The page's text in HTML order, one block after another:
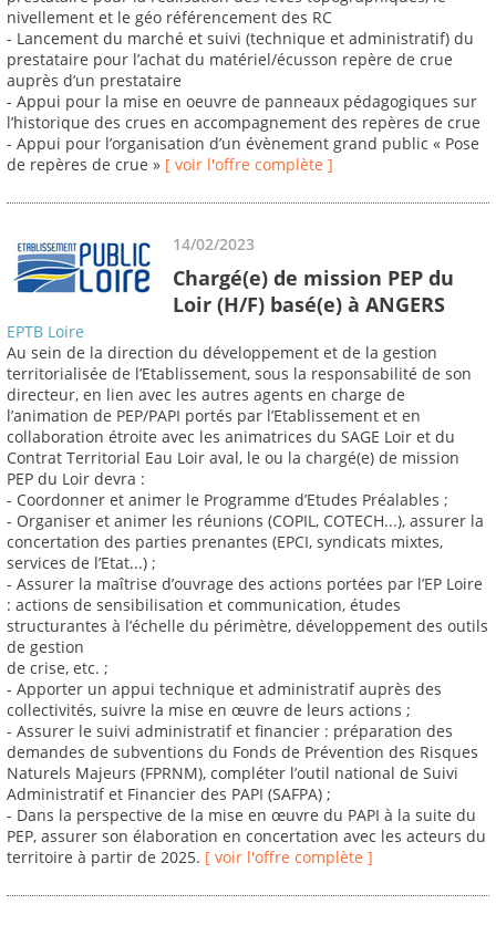
nivellement et le géo référencement des RC
- Lancement du marché et suivi (technique et administratif) du
prestataire pour l’achat du matériel/écusson repère de crue
auprès d’un prestataire
- Appui pour la mise en oeuvre de panneaux pédagogiques sur
l’historique des crues en accompagnement des repères de crue
- Appui pour l’organisation d’un évènement grand public « Pose
de repères de crue » [ voir l'offre complète ]
14/02/2023
Chargé(e) de mission PEP du
Loir (H/F) basé(e) à ANGERS
EPTB Loire
Au sein de la direction du développement et de la gestion
territorialisée de l’Etablissement, sous la responsabilité de son
directeur, en lien avec les autres agents en charge de
l’animation de PEP/PAPI portés par l’Etablissement et en
collaboration étroite avec les animatrices du SAGE Loir et du
Contrat Territorial Eau Loir aval, le ou la chargé(e) de mission
PEP du Loir devra :
- Coordonner et animer le Programme d’Etudes Préalables ;
- Organiser et animer les réunions (COPIL, COTECH...), assurer la
concertation des parties prenantes (EPCI, syndicats mixtes,
services de l’Etat...) ;
- Assurer la maîtrise d’ouvrage des actions portées par l’EP Loire
: actions de sensibilisation et communication, études
structurantes à l’échelle du périmètre, développement des outils
de gestion
de crise, etc. ;
- Apporter un appui technique et administratif auprès des
collectivités, suivre la mise en œuvre de leurs actions ;
- Assurer le suivi administratif et financier : préparation des
demandes de subventions du Fonds de Prévention des Risques
Naturels Majeurs (FPRNM), compléter l’outil national de Suivi
Administratif et Financier des PAPI (SAFPA) ;
- Dans la perspective de la mise en œuvre du PAPI à la suite du
PEP, assurer son élaboration en concertation avec les acteurs du
territoire à partir de 2025. [ voir l'offre complète ]